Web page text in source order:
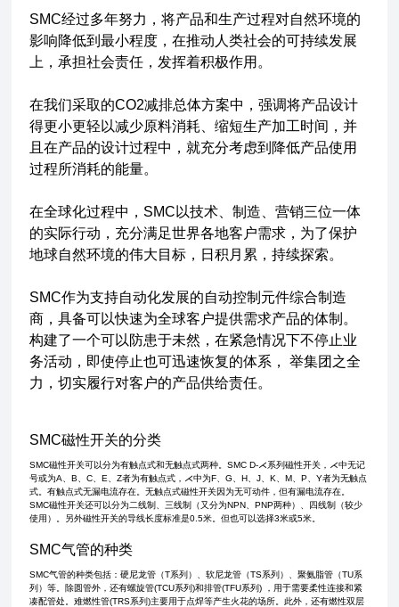
SMC经过多年努力，将产品和生产过程对自然环境的
影响降低到最小程度，在推动人类社会的可持续发展
上，承担社会责任，发挥着积极作用。
在我们采取的CO2减排总体方案中，强调将产品设计
得更小更轻以减少原料消耗、缩短生产加工时间，并
且在产品的设计过程中，就充分考虑到降低产品使用
过程所消耗的能量。
在全球化过程中，SMC以技术、制造、营销三位一体
的实际行动，充分满足世界各地客户需求，为了保护
地球自然环境的伟大目标，日积月累，持续探索。
SMC作为支持自动化发展的自动控制元件综合制造
商，具备可以快速为全球客户提供需求产品的体制。
构建了一个可以防患于未然，在紧急情况下不停止业
务活动，即使停止也可迅速恢复的体系， 举集团之全
力，切实履行对客户的产品供给责任。
SMC磁性开关的分类
SMC磁性开关可以分为有触点式和无触点式两种。SMC D-⋌系列磁性开关，⋌中无记
号或为A、B、C、E、Z者为有触点式，⋌中为F、G、H、J、K、M、P、Y者为无触点
式。有触点式无漏电流存在。无触点式磁性开关因为无可动件，但有漏电流存在。
SMC磁性开关还可以分为二线制、三线制（又分为NPN、PNP两种）、四线制（较少
使用）。另外磁性开关的导线长度标准是0.5米。但也可以选择3米或5米。
SMC气管的种类
SMC气管的种类包括：硬尼龙管（T系列）、软尼龙管（TS系列）、聚氨脂管（TU系
列）等。除圆管外，还有螺旋管(TCU系列)和排管(TFU系列) ，用于需要柔性连接和紧
凑配管处。难燃性管(TRS系列)主要用于点焊等产生火花的场所。此外，还有燃性双层